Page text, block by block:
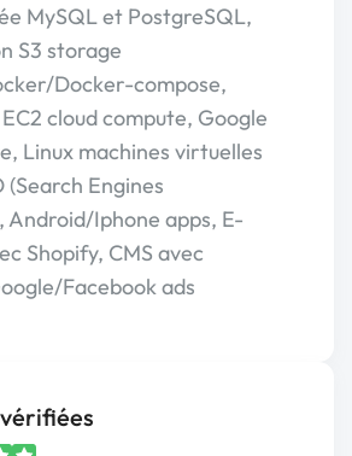
MySQL et PostgreSQL,
S3 storage
Docker-compose,
cloud compute, Google
Linux machines virtuelles
(Search Engines
Android/Iphone apps, E-
Shopify, CMS avec
Facebook ads